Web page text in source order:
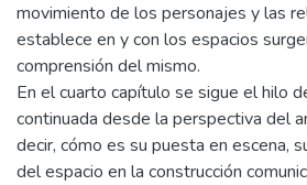
movimiento de los personajes y las
establece en y con los espacios
comprensión del mismo.
En el cuarto capítulo se sigue el hilo
continuada desde la perspectiva del
decir, cómo es su puesta en escena,
del espacio en la construcción